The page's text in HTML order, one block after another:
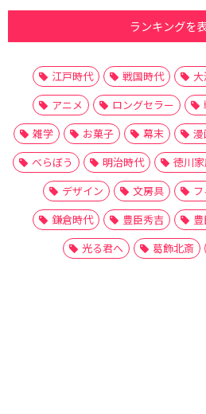
ランキングを
江戸時代 戦国時代 大
アニメ
ロングセラー
雑学
お菓子 幕末
べらぼう
明治時代 徳川
デザイン
文房具
鎌倉時代
豊臣秀吉 豊
光る君へ
葛飾北斎